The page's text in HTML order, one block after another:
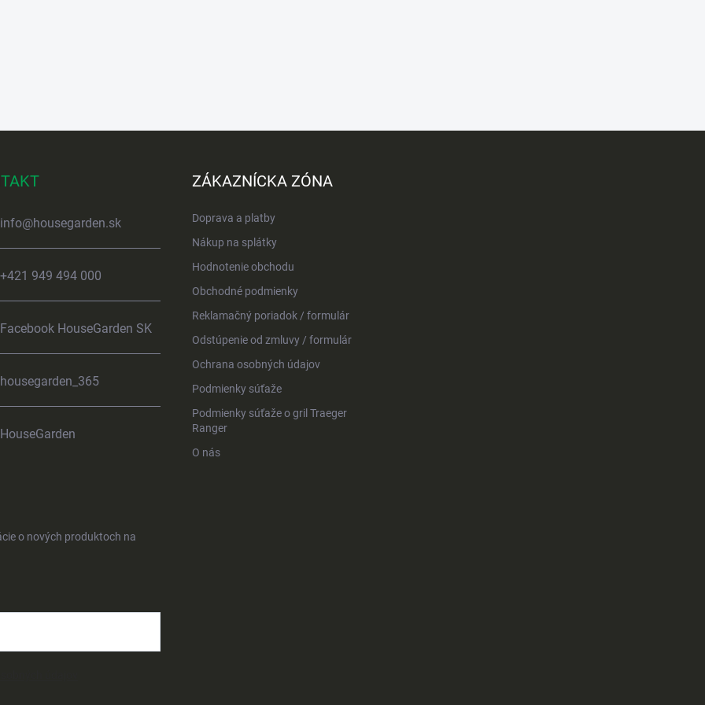
info@housegarden.sk
+421 949 494 000
Facebook HouseGarden SK
housegarden_365
HouseGarden
ZÁKAZNÍCKA ZÓNA
Doprava a platby
Nákup na splátky
Hodnotenie obchodu
Obchodné podmienky
Reklamačný poriadok / formulár
Odstúpenie od zmluvy / formulár
Ochrana osobných údajov
Podmienky súťaže
Podmienky súťaže o gril Traeger
Ranger
O nás
o nových produktoch na